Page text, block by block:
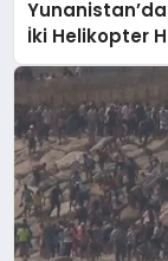
İki Helikopter